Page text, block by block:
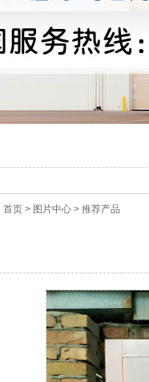
首页 > 图片中心 > 推荐产品